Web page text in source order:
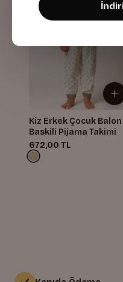
Kiz Erkek Çocuk Balon
Baskili Pijama Takimi
672,00 TL